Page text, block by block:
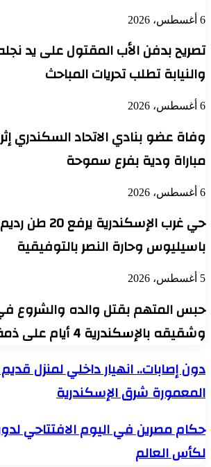
6 أغسطس، 2026
تصريح بدفن الأب المقتول على يد
والنيابة تطلب تحريات المباحث
6 أغسطس، 2026
وفاة عضو بنادي الاتحاد السكندري
مباراة ودية بفرع سموحة
6 أغسطس، 2026
حي غرب
باسيليوس وحارة النصر بالتوفيقية
5 أغسطس، 2026
حبس المتهم بقتل والده والشروع
وشقيقه بالإسكندرية 4 أيام على ذمة التحقيقات
دون
إصابات..
انهيار
قديم
بمنطقة
المعمورة
دون إصابات.. انهيار داخلي لمنزل
المعمورة شرق الإسكندرية
حكام
مصرين
في
حكام مصرين في اليوم الافتتاحي
لكأس العالم